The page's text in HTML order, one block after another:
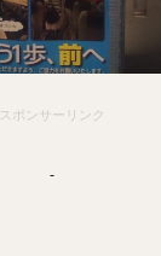
スポンサーリンク